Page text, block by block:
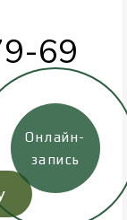
69
Онлайн-
запись